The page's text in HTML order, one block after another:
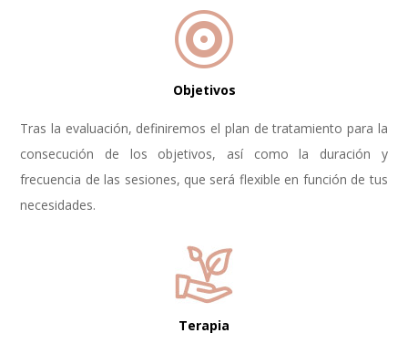

Objetivos
Tras la evaluación, definiremos el plan de tratamiento para la
consecución de los objetivos, así como la duración y
frecuencia de las sesiones, que será flexible en función de tus
necesidades.
Terapia